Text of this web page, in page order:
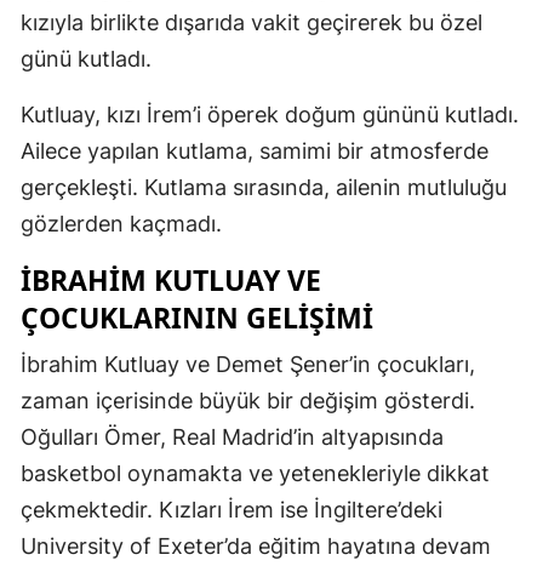
Kastamonu
Kırklareli
Kırşehir
Malatya
Manisa
kızıyla birlikte dışarıda vakit geçirerek bu özel
günü kutladı.
Kutluay, kızı İrem’i öperek doğum gününü kutladı.
Ailece yapılan kutlama, samimi bir atmosferde
gerçekleşti. Kutlama sırasında, ailenin mutluluğu
gözlerden kaçmadı.
İBRAHIM KUTLUAY VE
ÇOCUKLARININ GELIŞIMI
İbrahim Kutluay ve Demet Şener’in çocukları,
zaman içerisinde büyük bir değişim gösterdi.
Oğulları Ömer, Real Madrid’in altyapısında
basketbol oynamakta ve yetenekleriyle dikkat
çekmektedir. Kızları İrem ise İngiltere’deki
University of Exeter’da eğitim hayatına devam